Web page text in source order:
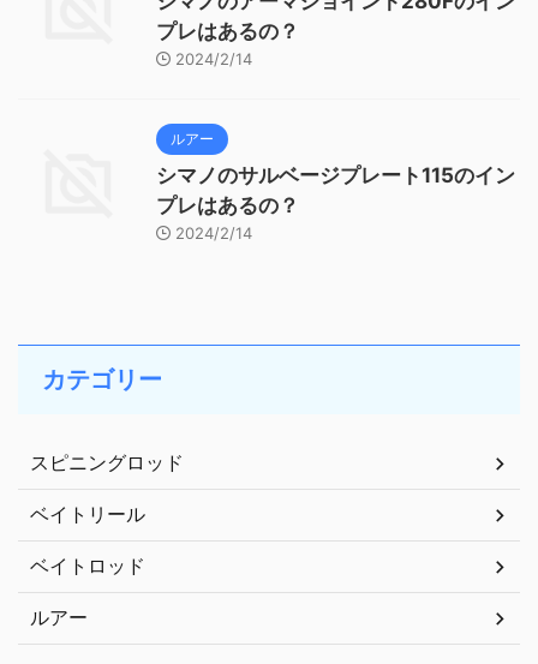
プレはあるの？
2024/2/14
ルアー
シマノのサルベージプレート115のイン
プレはあるの？
2024/2/14
カテゴリー
スピニングロッド
ベイトリール
ベイトロッド
ルアー